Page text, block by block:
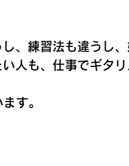
、練習法も違うし、
人も、仕事でギタ
す。